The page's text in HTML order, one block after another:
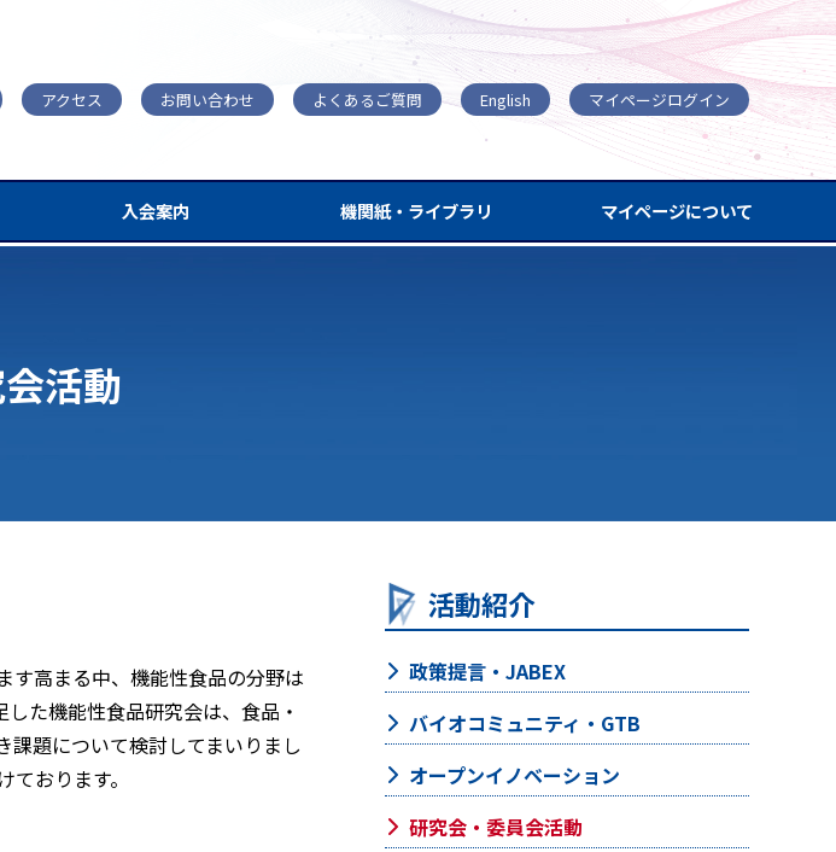
アクセス お問い合わせ よくあるご質問 English マイページログイン
入会案内 機関紙・ライブラリ マイページについて
活動
す高まる中、機能性食品の分野は
た機能性食品研究会は、食品・
題について検討してまいりまし
おります。
活動紹介
政策提言・JABEX
バイオコミュニティ・GTB
オープンイノベーション
研究会・委員会活動